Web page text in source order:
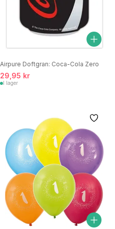
Airpure Doftgran: Coca-Cola Zero
29,95 kr
I lager